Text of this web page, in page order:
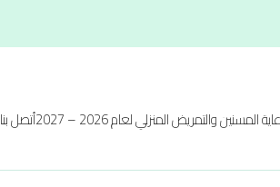
المسنين والتمريض المنزلي لعام 2026 – 2027 أتصل بنا